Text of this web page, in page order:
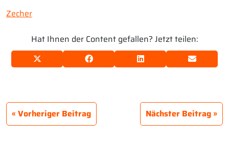
Zecher
Hat Ihnen der Content gefallen? Jetzt teilen:
Vorheriger Beitrag Nächster Beitrag